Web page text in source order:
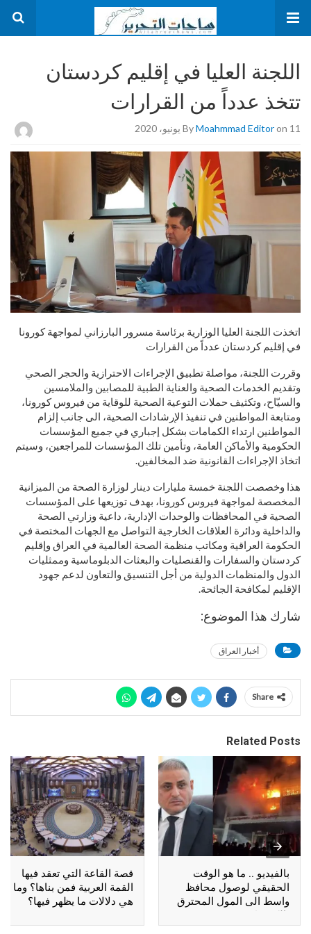
اللجنة العليا في إقليم كردستان
تتخذ عدداً من القرارات
ByMoahmmad Editoron 11 يونيو، 2020
اتخذت اللجنة العليا الوزارية برئاسة مسرور البارزاني لمواجهة كورونا
في إقليم كردستان عدداً من القرارات
وقررت اللجنة، مواصلة تطبيق الإجراءات الاحترازية والحجر الصحي
وتقديم الخدمات الصحية والعناية الطبية للمصابين والملامسين
والسيّاح، وتكثيف حملات التوعية الصحية للوقاية من فيروس كورونا،
ومتابعة المواطنين في تنفيذ الإرشادات الصحية، الى جانب إلزام
المواطنين ارتداء الكمامات بشكل إجباري في جميع المؤسسات
الحكومية والأماكن العامة، وتأمين تلك المؤسسات للمراجعين، وسيتم
اتخاذ الإجراءات القانونية ضد المخالفين.
هذا وخصصت اللجنة خمسة مليارات دينار لوزارة الصحة من الميزانية
المخصصة لمواجهة فيروس كورونا، بهدف توزيعها على المؤسسات
الصحية في المحافظات والوحدات الإدارية، داعية وزارتي الصحة
والداخلية ودائرة العلاقات الخارجية التواصل مع الجهات المختصة في
الحكومة العراقية ومكاتب منظمة الصحة العالمية في العراق وإقليم
كردستان والسفارات والقنصليات والبعثات الدبلوماسية وممثليات
الدول والمنظمات الدولية من أجل التنسيق والتعاون لدعم جهود
الإقليم لمكافحة الجائحة.
شارك هذا الموضوع:
أخبار العراق
Share
Related Posts
بالفيديو .. ما هو الوقت
الحقيقي لوصول محافظ
واسط الى المول المحترق
بالكوت؟
قصة القاعة التي تعقد فيها
القمة العربية فمن بناها؟ وما
هي دلالات ما يظهر فيها؟